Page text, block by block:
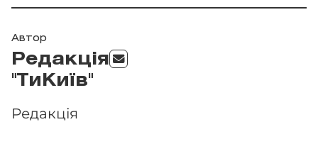
Автор
Редакція
"ТиКиїв"
Редакція